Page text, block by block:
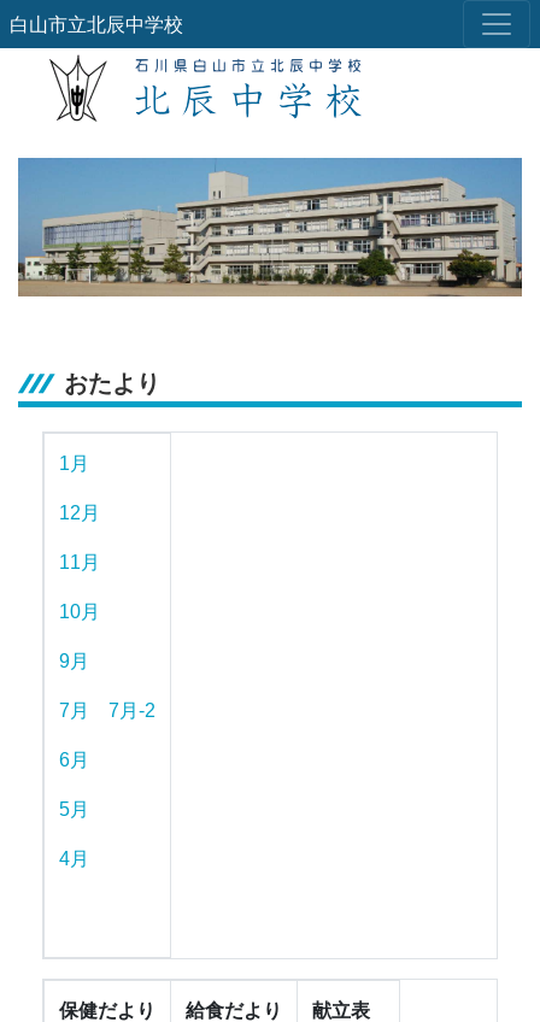
白山市立北辰中学校
おたより
1月
12月
11月
10月
9月
7月 7月-2
6月
5月
4月
保健だより 給食だより 献立表